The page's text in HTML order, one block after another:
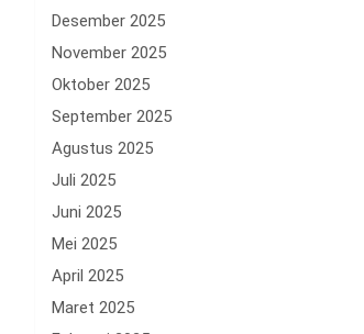
Desember 2025
November 2025
Oktober 2025
September 2025
Agustus 2025
Juli 2025
Juni 2025
Mei 2025
April 2025
Maret 2025